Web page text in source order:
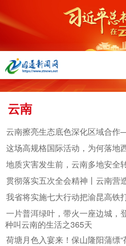
云南
云南擦亮生态底色深化区域合
这场高规格国际活动，为何落地
地质灾害发生前，云南多地安全
贯彻落实五次全会精神丨云南营
我省将实施七大行动把渝昆高铁
一片普洱绿叶，带火一座边城
种叫云南的生活之365天
荷塘月色入宴来！保山隆阳蒲缥